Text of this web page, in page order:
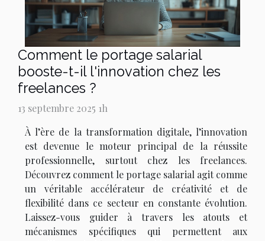
Comment le portage salarial
booste-t-il l'innovation chez les
freelances ?
13 septembre 2025 1h
À l’ère de la transformation digitale, l’innovation
est devenue le moteur principal de la réussite
professionnelle, surtout chez les freelances.
Découvrez comment le portage salarial agit comme
un véritable accélérateur de créativité et de
flexibilité dans ce secteur en constante évolution.
Laissez-vous guider à travers les atouts et
mécanismes spécifiques qui permettent aux